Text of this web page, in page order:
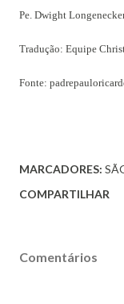
Pe. Dwight
Tradução: Equipe
Fonte:
MARCADORES:
COMPARTILHAR
Comentários